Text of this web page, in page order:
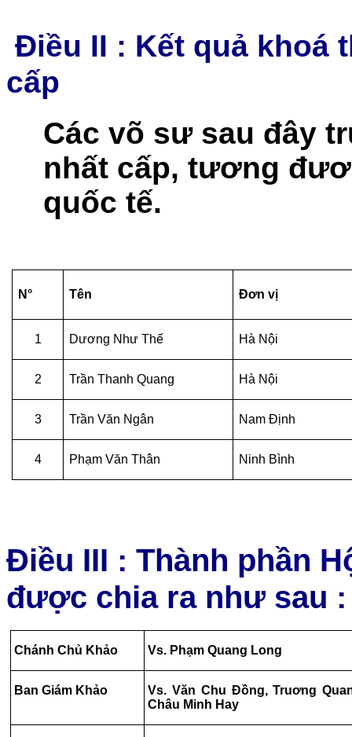
Điều II : Kết quả khoá
cấp
Các võ sư sau đây
nhất cấp, tương
quốc tế.
N° Tên Đơn vị
1 Dương Như Thế Hà Nội
2 Trần Thanh Quang Hà Nội
3 Trần Văn Ngân Nam Định
4 Phạm Văn Thân Ninh Bình
Điều III : Thành phần
được chia ra như sau :
Chánh Chủ Khảo Vs. Phạm Quang Long
Ban Giám Khảo
Vs. Văn Chu Đồng, Truơng
Châu Minh Hay